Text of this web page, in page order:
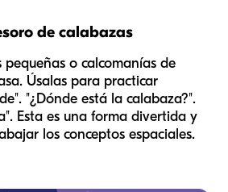
de calabazas
pequeñas o calcomanías de
Úsalas para practicar
"¿Dónde está la calabaza?".
Esta es una forma divertida y
los conceptos espaciales.